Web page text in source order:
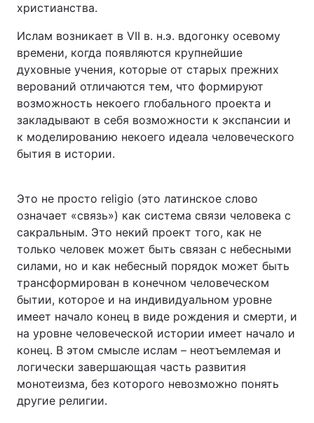
христианства.
Ислам возникает в VII в. н.э. вдогонку осевому
времени, когда появляются крупнейшие
духовные учения, которые от старых прежних
верований отличаются тем, что формируют
возможность некоего глобального проекта и
закладывают в себя возможности к экспансии и
к моделированию некоего идеала человеческого
бытия в истории.
Это не просто religio (это латинское слово
означает «связь») как система связи человека с
сакральным. Это некий проект того, как не
только человек может быть связан с небесными
силами, но и как небесный порядок может быть
трансформирован в конечном человеческом
бытии, которое и на индивидуальном уровне
имеет начало конец в виде рождения и смерти, и
на уровне человеческой истории имеет начало и
конец. В этом смысле ислам – неотъемлемая и
логически завершающая часть развития
монотеизма, без которого невозможно понять
другие религии.